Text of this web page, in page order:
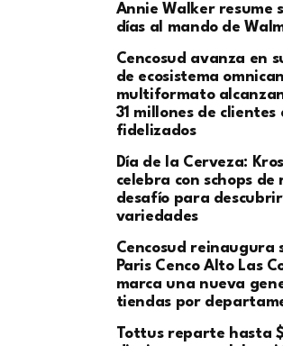
Annie Walker resume
días al mando de
Cencosud avanza en
de ecosistema
multiformato
31 millones de clientes
fidelizados
Día de la Cerveza:
celebra con schops de
desafío para
variedades
Cencosud reinaugura
Paris Cenco Alto Las
marca una nueva
tiendas por
Tottus reparte hasta